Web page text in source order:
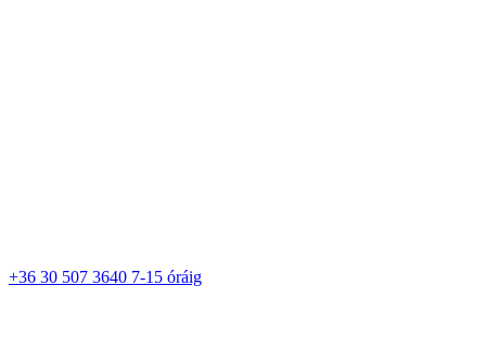
+36 30 507 3640 7-15 óráig